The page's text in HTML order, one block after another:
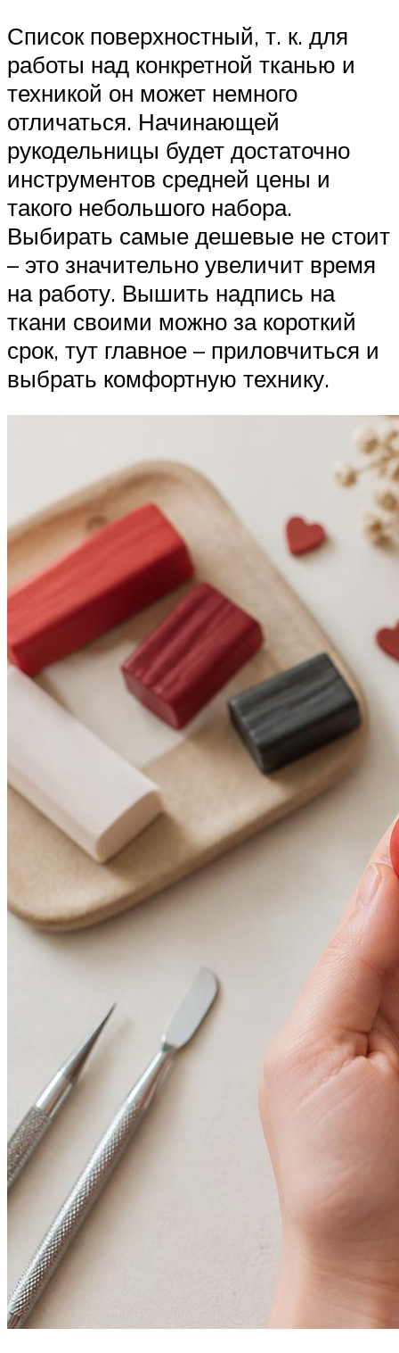
Список поверхностный, т. к. для
работы над конкретной тканью и
техникой он может немного
отличаться. Начинающей
рукодельницы будет достаточно
инструментов средней цены и
такого небольшого набора.
Выбирать самые дешевые не стоит
– это значительно увеличит время
на работу. Вышить надпись на
ткани своими можно за короткий
срок, тут главное – приловчиться и
выбрать комфортную технику.